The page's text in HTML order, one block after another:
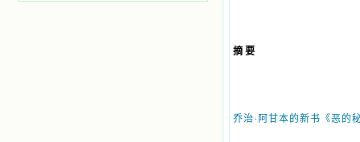
摘 要
乔治·阿甘本的新书《恶的